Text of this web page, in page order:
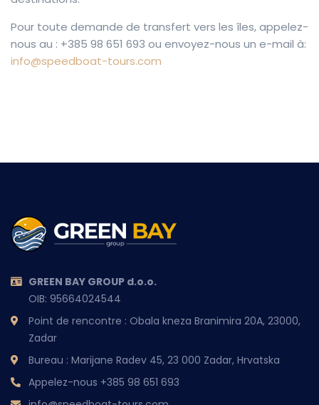
Pour toute demande de transfert vers les îles, appelez-
nous au : +385 98 651 693 ou envoyez-nous un e-mail à:
info@speedboat-tours.com
GREEN BAY GROUP d.o.o.
OIB: 95664024544
Point de rencontre : Obala kneza Branimira 20A, 23000,
Zadar
Bureau : Marijane Radev 45, 23 000 Zadar, Hrvatska
Appelez-nous +385 98 651 693